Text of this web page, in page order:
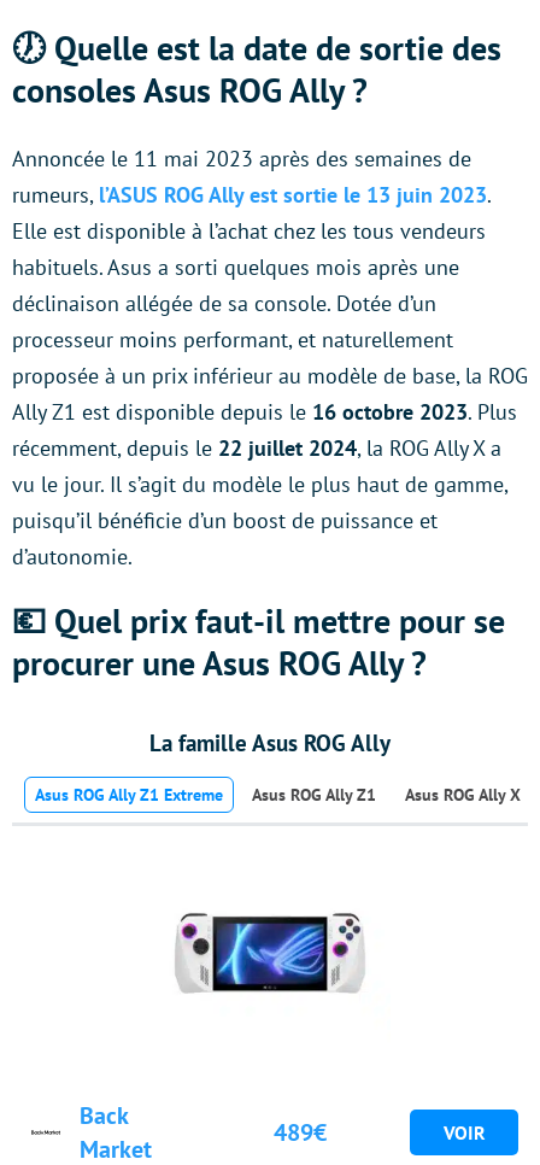
🕖 Quelle est la date de sortie des
consoles Asus ROG Ally ?
Annoncée le 11 mai 2023 après des semaines de
rumeurs, l’ASUS ROG Ally est sortie le 13 juin 2023.
Elle est disponible à l’achat chez les tous vendeurs
habituels. Asus a sorti quelques mois après une
déclinaison allégée de sa console. Dotée d’un
processeur moins performant, et naturellement
proposée à un prix inférieur au modèle de base, la ROG
Ally Z1 est disponible depuis le 16 octobre 2023. Plus
récemment, depuis le 22 juillet 2024, la ROG Ally X a
vu le jour. Il s’agit du modèle le plus haut de gamme,
puisqu’il bénéficie d’un boost de puissance et
d’autonomie.
💶 Quel prix faut-il mettre pour se
procurer une Asus ROG Ally ?
La famille Asus ROG Ally
Asus ROG Ally Z1 Extreme Asus ROG Ally Z1 Asus ROG Ally X
Back
Market
489€